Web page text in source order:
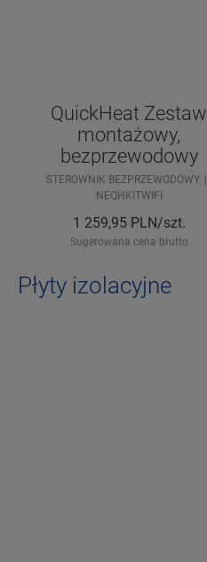
QuickHeat Zestaw
montażowy,
bezprzewodowy
STEROWNIK BEZPRZEWODOWY
NEQHKITWIFI
1 259,95 PLN/szt.
Sugerowana cena brutto
Płyty izolacyjne